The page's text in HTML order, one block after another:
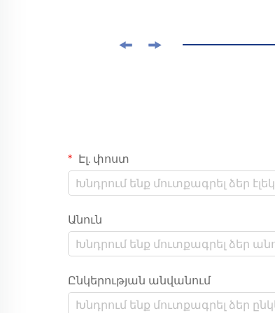
Էլ. փոստ
Անուն
Ընկերության անվանում